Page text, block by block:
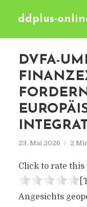
ddplus-
DVFA-
23. Mai 2026 2
Click to rate this
Angesichts